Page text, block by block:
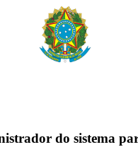
do sistema